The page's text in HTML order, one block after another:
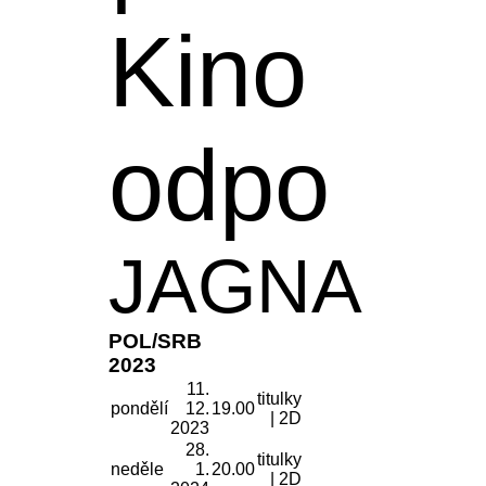
Kino
odpo
JAGNA
POL/SRB
2023
pondělí
11.
12.
2023
19.00
titulky
| 2D
neděle
28.
1. 20.00
titulky
| 2D